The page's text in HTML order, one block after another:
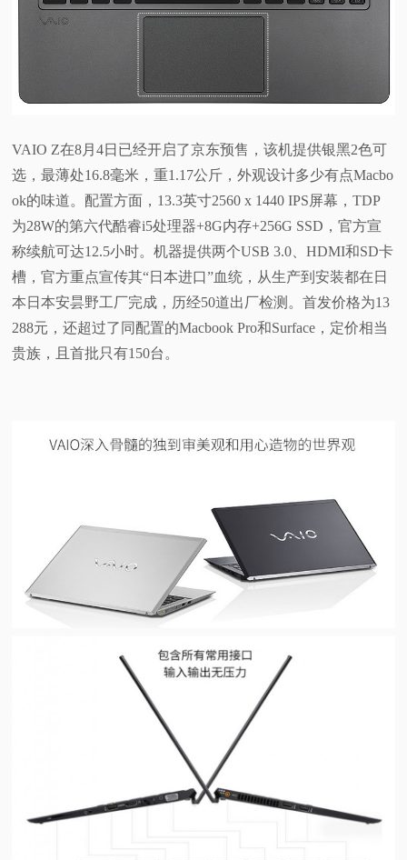
VAIO Z在8月4日已经开启了京东预售，该机提供银黑2色可
选，最薄处16.8毫米，重1.17公斤，外观设计多少有点Macbo
ok的味道。配置方面，13.3英寸2560 x 1440 IPS屏幕，TDP
为28W的第六代酷睿i5处理器+8G内存+256G SSD，官方宣
称续航可达12.5小时。机器提供两个USB 3.0、HDMI和SD卡
槽，官方重点宣传其“日本进口”血统，从生产到安装都在日
本日本安昙野工厂完成，历经50道出厂检测。首发价格为13
288元，还超过了同配置的Macbook Pro和Surface，定价相当
贵族，且首批只有1 50台。